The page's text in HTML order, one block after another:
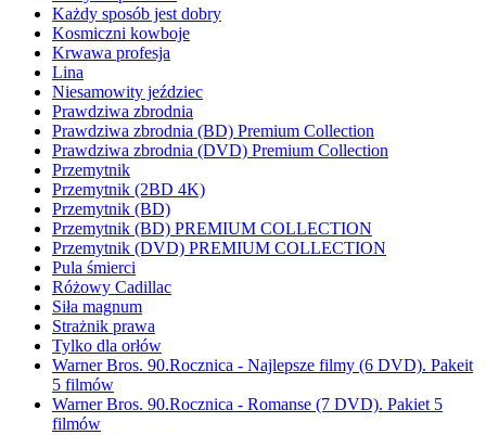
Każdy sposób jest dobry
Kosmiczni kowboje
Krwawa profesja
Lina
Niesamowity jeździec
Prawdziwa zbrodnia
Prawdziwa zbrodnia (BD) Premium Collection
Prawdziwa zbrodnia (DVD) Premium Collection
Przemytnik
Przemytnik (2BD 4K)
Przemytnik (BD)
Przemytnik (BD) PREMIUM COLLECTION
Przemytnik (DVD) PREMIUM COLLECTION
Pula śmierci
Różowy Cadillac
Siła magnum
Strażnik prawa
Tylko dla orłów
Warner Bros. 90.Rocznica - Najlepsze filmy (6 DVD). Pakeit
5 filmów
Warner Bros. 90.Rocznica - Romanse (7 DVD). Pakiet 5
filmów